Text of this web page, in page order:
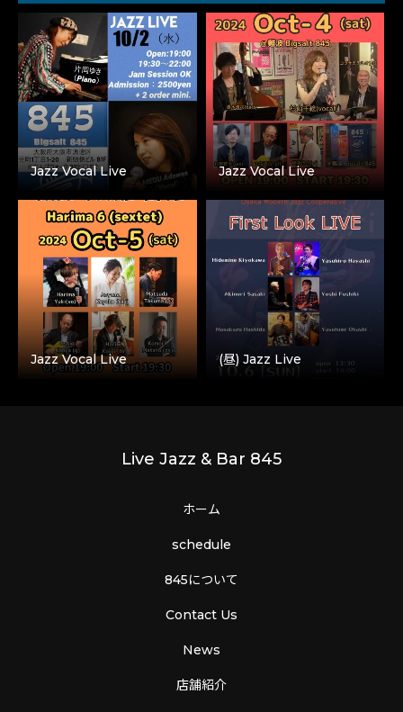
Jazz Vocal Live Jazz Vocal Live
Jazz Vocal Live (昼) Jazz Live
Live Jazz & Bar 845
ホーム
schedule
845について
Contact Us
News
店舗紹介